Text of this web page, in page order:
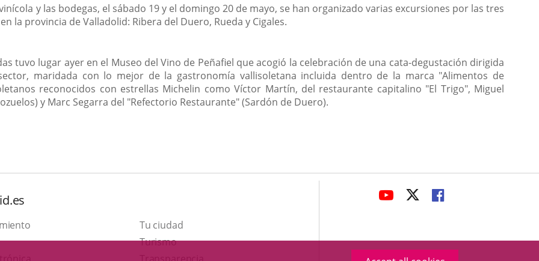
y las bodegas, el sábado 19 y el domingo 20 de mayo, se han organizado varias excursiones por las tres
la provincia de Valladolid: Ribera del Duero, Rueda y Cigales.
tuvo lugar ayer en el Museo del Vino de Peñafiel que acogió la celebración de una cata-degustación dirigida
maridada con lo mejor de la gastronomía vallisoletana incluida dentro de la marca "Alimentos de
reconocidos con estrellas Michelin como Víctor Martín, del restaurante capitalino "El Trigo", Miguel
y Marc Segarra del "Refectorio Restaurante" (Sardón de Duero).
Tu ciudad
TurismoThis
LINK
APPLICATION.
LINK
APPLICATION.
APPLICATION.